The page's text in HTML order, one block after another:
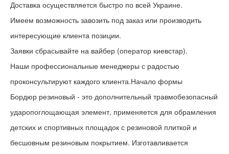
Доставка осуществляется быстро по всей Украине.
Имеем возможность завозить под заказ или производить
интересующие клиента позиции.
Заявки сбрасывайте на вайбер (оператор киевстар).
Наши профессиональные менеджеры с радостью
проконсультируют каждого клиента.Начало формы
Бордюр резиновый - это дополнительный травмобезопасный
ударопоглощающая элемент, применяется для обрамления
детских и спортивных площадок с резиновой плиткой и
бесшовным резиновым покрытием. Изготавливается